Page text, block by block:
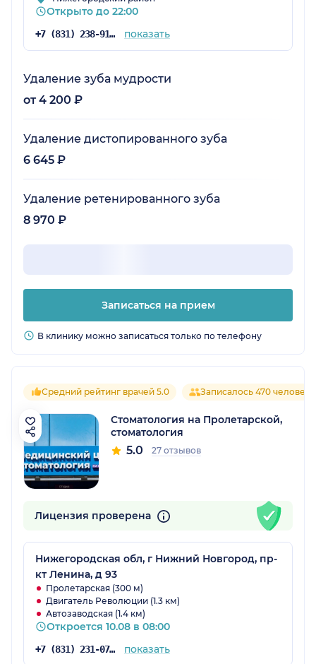
Открыто до 22:00
+7 (831) 238-91-03 показать
Удаление зуба мудрости
от 4 200 ₽
Удаление дистопированного зуба
6 645 ₽
Удаление ретенированного зуба
8 970 ₽
Записаться на прием
В клинику можно записаться только по телефону
Средний рейтинг врачей 5.0 Записалось 470 человек
Стоматология на Пролетарской,
стоматология
5.0 27 отзывов
Лицензия проверена
Нижегородская обл, г Нижний Новгород, пр-
кт Ленина, д 93
Пролетарская (300 м)
Двигатель Революции (1.3 км)
Автозаводская (1.4 км)
Откроется 10.08 в 08:00
+7 (831) 231-07-13 показать